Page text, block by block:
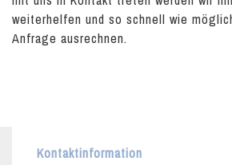
weiterhelfen und so schnell wie
Anfrage ausrechnen.
Kontaktinformation